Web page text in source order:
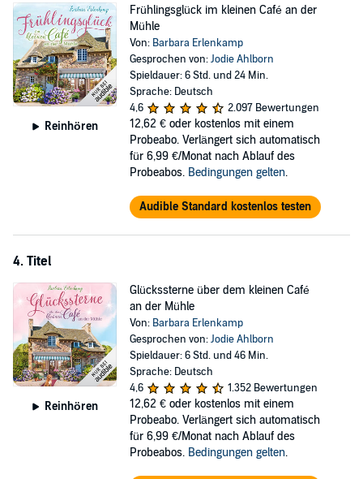
Reinhören
Frühlingsglück im kleinen Café an der
Mühle
Von: Barbara Erlenkamp
Gesprochen von:Jodie Ahlborn
Spieldauer: 6 Std. und 24 Min.
Sprache: Deutsch
4,6
2.097 Bewertungen
12,62 € oder kostenlos mit einem
Probeabo. Verlängert sich automatisch
für 6,99 €/Monat nach Ablauf des
Probeabos. Bedingungen gelten.
Audible Standard kostenlos testen
4. Titel
Reinhören
Glückssterne über dem kleinen Café
an der Mühle
Von: Barbara Erlenkamp
Gesprochen von:Jodie Ahlborn
Spieldauer: 6 Std. und 46 Min.
Sprache: Deutsch
4,6
1.352 Bewertungen
12,62 € oder kostenlos mit einem
Probeabo. Verlängert sich automatisch
für 6,99 €/Monat nach Ablauf des
Probeabos. Bedingungen gelten.